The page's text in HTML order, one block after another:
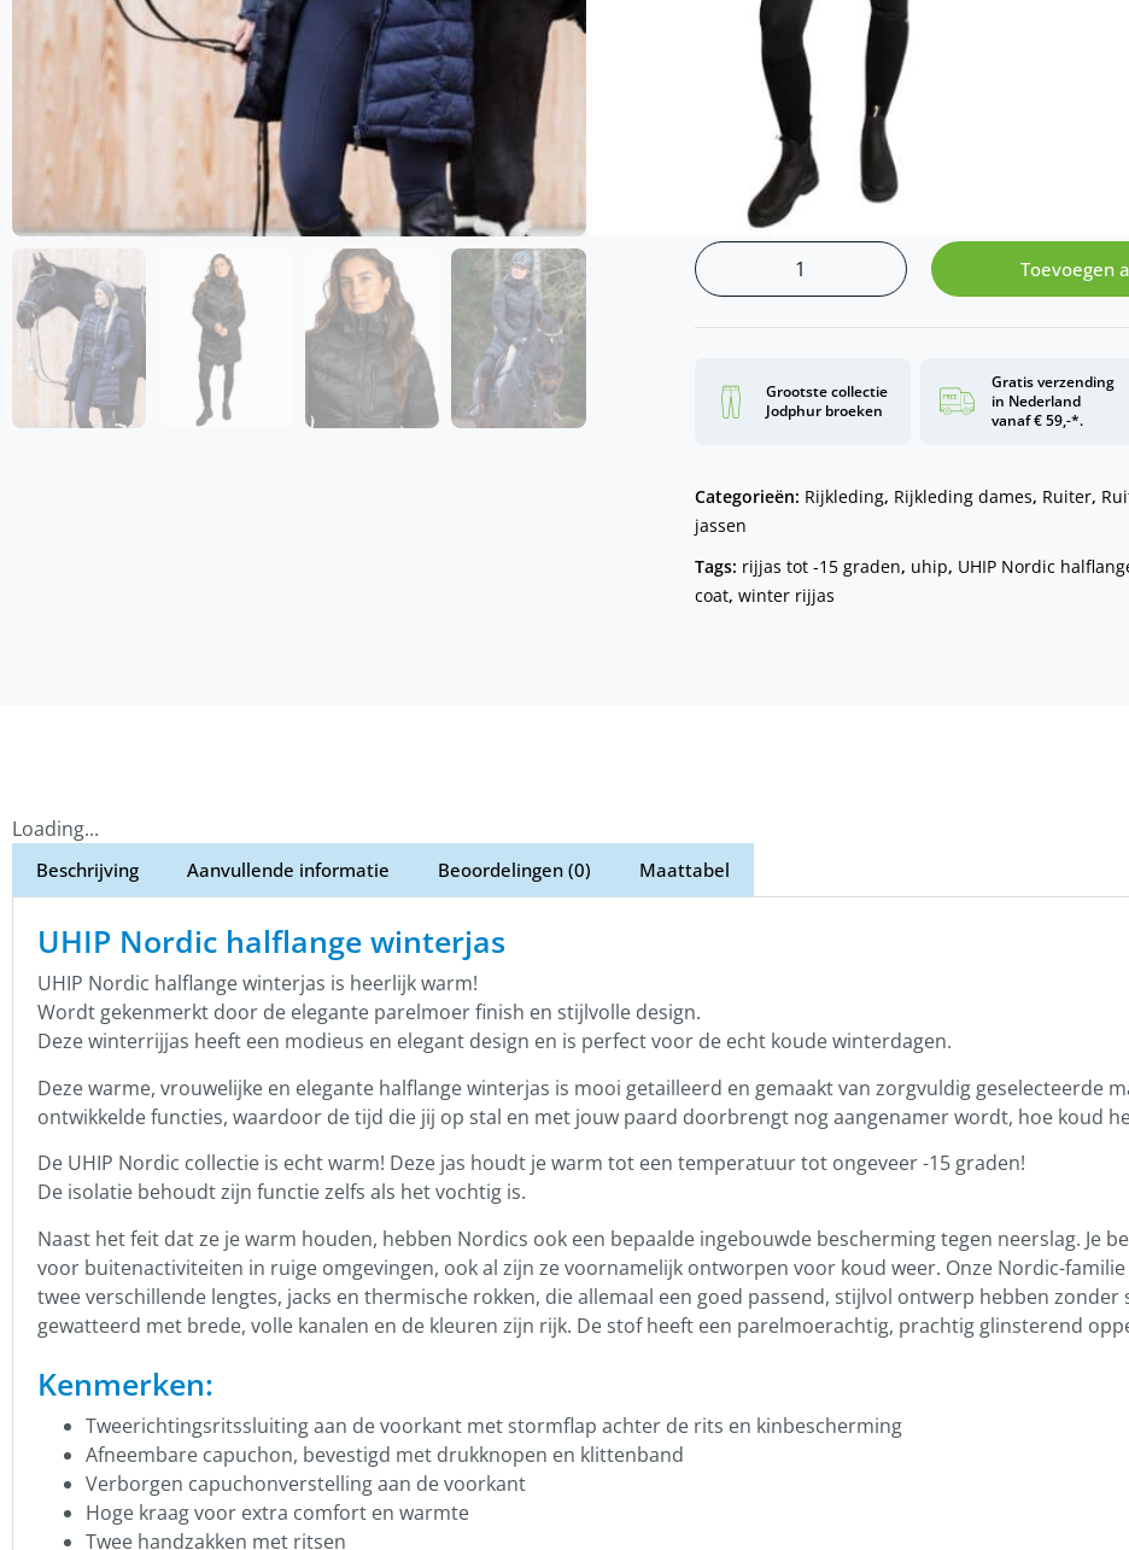
Toevoegen
Grootste collectie
Jodphur broeken
Gratis verzending
in Nederland
vanaf € 59,-*.
Categorieën: Rijkleding, Rijkleding dames, Ruiter,
jassen
Tags: rijjas tot -15 graden, uhip, UHIP Nordic
coat, winter rijjas
Loading...
Beschrijving Aanvullende informatie Beoordelingen (0) Maattabel
UHIP Nordic halflange winterjas
UHIP Nordic halflange winterjas is heerlijk warm!
Wordt gekenmerkt door de elegante parelmoer finish en stijlvolle design.
Deze winterrijjas heeft een modieus en elegant design en is perfect voor de echt koude winterdagen.
Deze warme, vrouwelijke en elegante halflange winterjas is mooi getailleerd en gemaakt van zorgvuldig geselecteerde
ontwikkelde functies, waardoor de tijd die jij op stal en met jouw paard doorbrengt nog aangenamer wordt, hoe koud
De UHIP Nordic collectie is echt warm! Deze jas houdt je warm tot een temperatuur tot ongeveer -15 graden!
De isolatie behoudt zijn functie zelfs als het vochtig is.
Naast het feit dat ze je warm houden, hebben Nordics ook een bepaalde ingebouwde bescherming tegen neerslag. Je
voor buitenactiviteiten in ruige omgevingen, ook al zijn ze voornamelijk ontworpen voor koud weer. Onze Nordic-
twee verschillende lengtes, jacks en thermische rokken, die allemaal een goed passend, stijlvol ontwerp hebben zonder
gewatteerd met brede, volle kanalen en de kleuren zijn rijk. De stof heeft een parelmoerachtig, prachtig glinsterend
Kenmerken:
Tweerichtingsritssluiting aan de voorkant met stormflap achter de rits en kinbescherming
Afneembare capuchon, bevestigd met drukknopen en klittenband
Verborgen capuchonverstelling aan de voorkant
Hoge kraag voor extra comfort en warmte
Twee handzakken met ritsen